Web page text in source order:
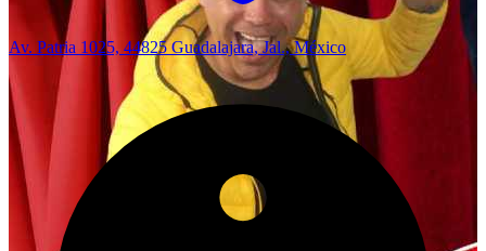
Av. Patria 1025, 44825 Guadalajara, Jal., México